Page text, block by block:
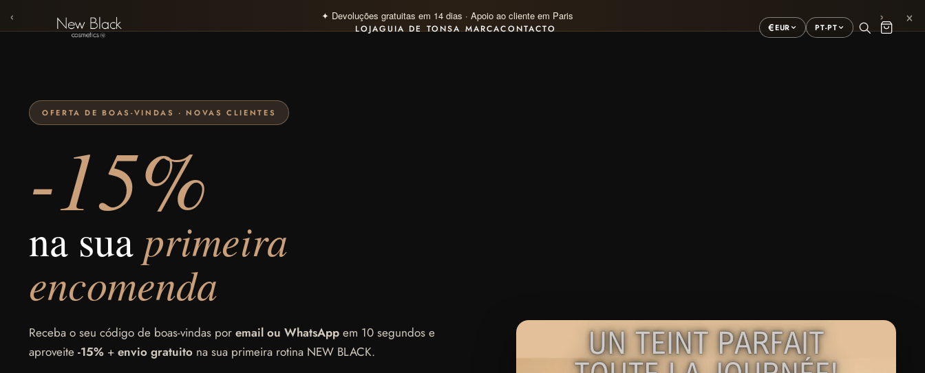
‹ ✦ Pagamento 100% seguro · Visa · Mastercard · Klarna 4× › ×
LOJAGUIA DE TONSA MARCACONTACTO €EUR PT-PT
OFERTA DE BOAS-VINDAS · NOVAS CLIENTES
-15%
na sua primeira
encomenda
Receba o seu código de boas-vindas por email ou WhatsApp em 10 segundos e
aproveite -15% + envio gratuito na sua primeira rotina NEW BLACK.